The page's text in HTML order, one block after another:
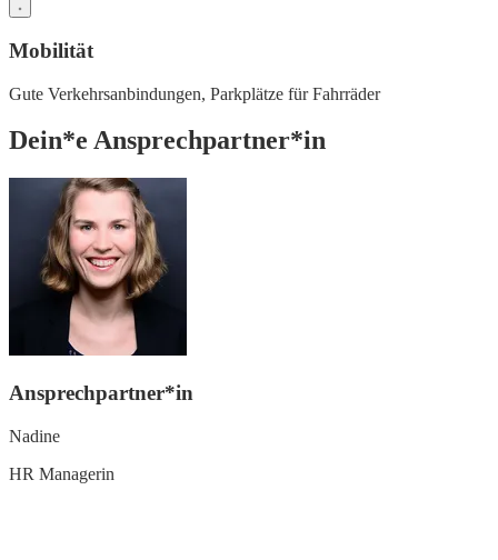
Mobilität
Gute Verkehrsanbindungen, Parkplätze für Fahrräder
Dein*e Ansprechpartner*in
Ansprechpartner*in
Nadine
HR Managerin